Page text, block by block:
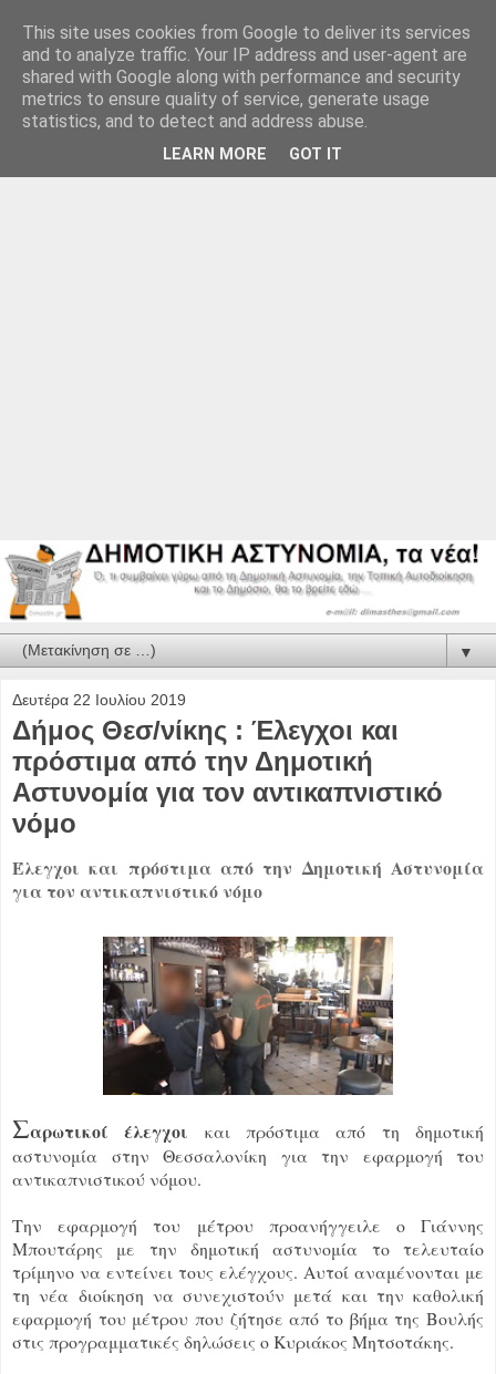
▼
Δευτέρα 22 Ιουλίου 2019
Δήμος Θεσ/νίκης : Έλεγχοι και
πρόστιμα από την Δημοτική
Αστυνομία για τον αντικαπνιστικό
νόμο
Έλεγχοι και πρόστιμα από την Δημοτική Αστυνομία
για τον αντικαπνιστικό νόμο
Σαρωτικοί έλεγχοι και πρόστιμα από τη δημοτική
αστυνομία στην Θεσσαλονίκη για την εφαρμογή του
αντικαπνιστικού νόμου.
Την εφαρμογή του μέτρου προανήγγειλε ο Γιάννης
Μπουτάρης με την δημοτική αστυνομία το τελευταίο
τρίμηνο να εντείνει τους ελέγχους. Αυτοί αναμένονται με
τη νέα διοίκηση να συνεχιστούν μετά και την καθολική
εφαρμογή του μέτρου που ζήτησε από το βήμα της Βουλής
στις προγραμματικές δηλώσεις ο Κυριάκος Μητσοτάκης.
This site uses cookies from Google to deliver its services
and to analyze traffic. Your IP address and user-agent are
shared with Google along with performance and security
metrics to ensure quality of service, generate usage
statistics, and to detect and address abuse.
LEARN MORE GOT IT